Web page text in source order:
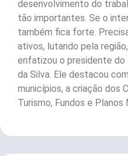
desenvolvimento do
tão importantes. Se o
também fica forte.
ativos, lutando pela
enfatizou o presidente do
da Silva. Ele destacou
municípios, a criação dos
Turismo, Fundos e Planos